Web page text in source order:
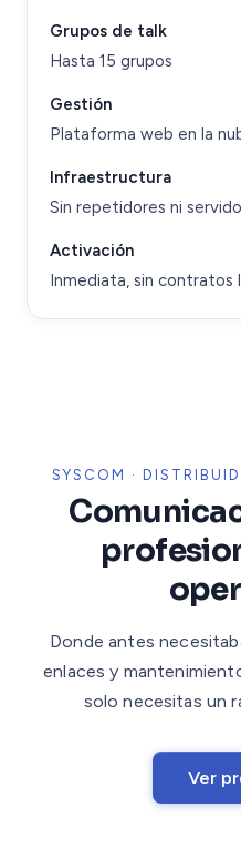
Grupos de talk
Hasta 15 grupos
Gestión
Plataforma web en la
Infraestructura
Sin repetidores ni
Activación
Inmediata, sin contratos
SYSCOM ·
Donde antes
enlaces y
solo necesitas un
Ver